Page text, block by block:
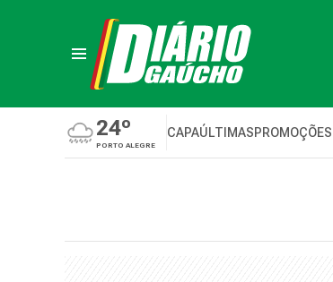
24º
PORTO ALEGRE
CAPAÚLTIMASPROMOÇÕES